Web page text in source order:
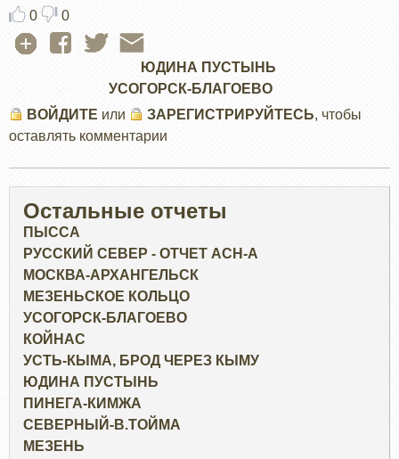
0 0
ЮДИНА ПУСТЫНЬ
УСОГОРСК-БЛАГОЕВО
ВОЙДИТЕ или ЗАРЕГИСТРИРУЙТЕСЬ, чтобы
оставлять комментарии
Остальные отчеты
ПЫССА
РУССКИЙ СЕВЕР - ОТЧЕТ ACH-А
МОСКВА-АРХАНГЕЛЬСК
МЕЗЕНЬСКОЕ КОЛЬЦО
УСОГОРСК-БЛАГОЕВО
КОЙНАС
УСТЬ-КЫМА, БРОД ЧЕРЕЗ КЫМУ
ЮДИНА ПУСТЫНЬ
ПИНЕГА-КИМЖА
СЕВЕРНЫЙ-В.ТОЙМА
МЕЗЕНЬ